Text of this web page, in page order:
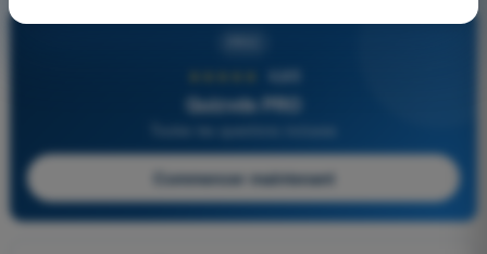
4,6/5
Quizvds PRO
Commencer maintenant